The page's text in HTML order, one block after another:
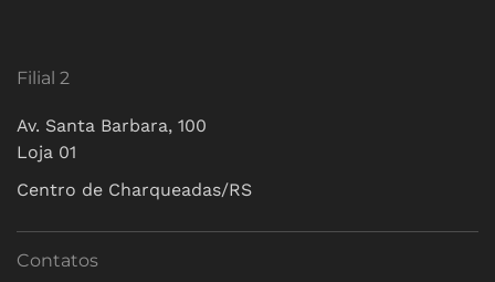
Filial 2
Av. Santa Barbara, 100
Loja 01
Centro de Charqueadas/RS
Contatos